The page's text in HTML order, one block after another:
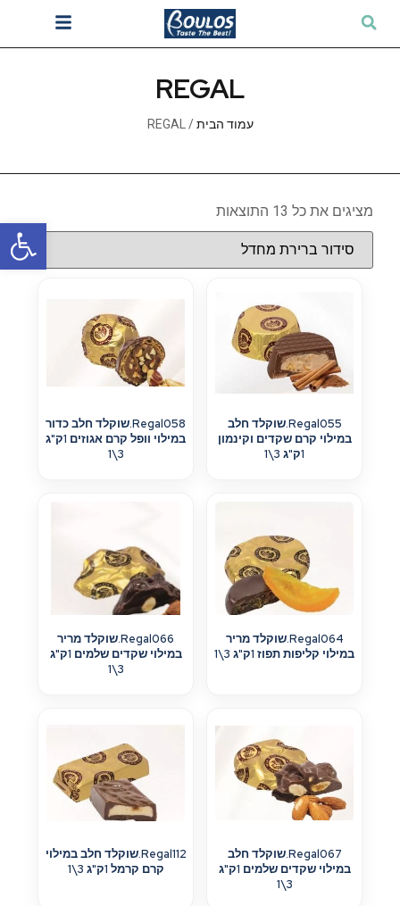
פתח
REGAL
עמוד הבית/ REGAL
מציגים את כל ⁦13⁩ התוצאות
Regal055.שוקלד חלב
במילוי קרם שקדים וקינמון
1ק"ג 3\1
Regal058.שוקלד חלב כדור
במילוי וופל קרם אגוזים 1ק"ג
3\1
Regal064.שוקלד מריר
במילוי קליפות תפוז 1ק"ג 3\1
Regal066.שוקלד מריר
במילוי שקדים שלמים 1ק"ג
3\1
Regal067.שוקלד חלב
במילוי שקדים שלמים 1ק"ג
3\1
Regal112.שוקלד חלב במילוי
קרם קרמל 1ק"ג 3\1